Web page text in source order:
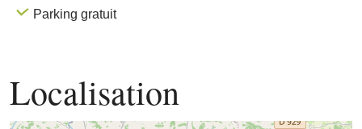
Parking gratuit
Localisation